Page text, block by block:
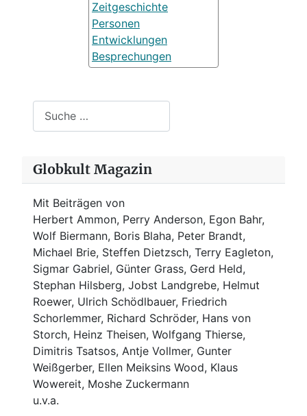
Zeitgeschichte
Personen
Entwicklungen
Besprechungen
Globkult Magazin
Mit Beiträgen von
Herbert Ammon, Perry Anderson, Egon Bahr,
Wolf Biermann, Boris Blaha, Peter Brandt,
Michael Brie, Steffen Dietzsch, Terry Eagleton,
Sigmar Gabriel, Günter Grass, Gerd Held,
Stephan Hilsberg, Jobst Landgrebe, Helmut
Roewer, Ulrich Schödlbauer, Friedrich
Schorlemmer, Richard Schröder, Hans von
Storch, Heinz Theisen, Wolfgang Thierse,
Dimitris Tsatsos, Antje Vollmer, Gunter
Weißgerber, Ellen Meiksins Wood, Klaus
Wowereit, Moshe Zuckermann
u.v.a.